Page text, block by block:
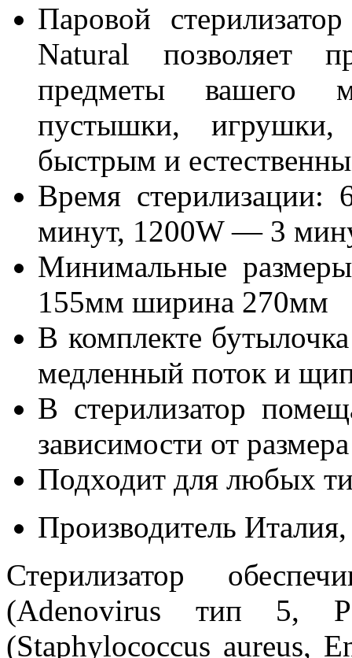
Паровой
Natural позволяет
предметы вашего
пустышки,
быстрым и
Время
минут, 1200W — 3
Минимальные
155мм ширина 270мм
В комплекте
медленный поток и
В стерилизатор
зависимости от
Подходит для любых
Производитель
Стерилизатор
(Adenovirus тип 5,
(Staphylococcus aureus,